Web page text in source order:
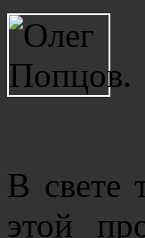
В свете
этой